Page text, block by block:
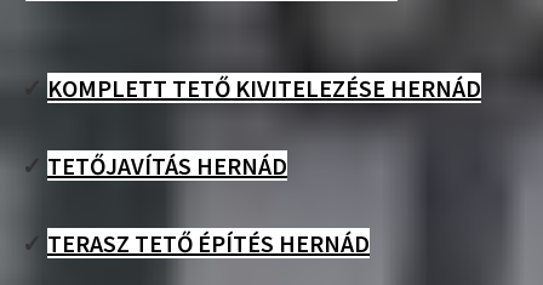
✓ KOMPLETT TETŐ KIVITELEZÉSE HERNÁD
✓ TETŐJAVÍTÁS HERNÁD
✓ TERASZ TETŐ ÉPÍTÉS HERNÁD